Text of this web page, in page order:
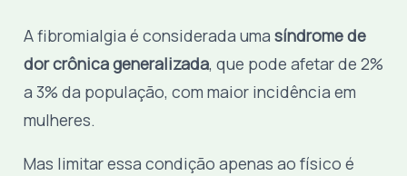
A fibromialgia é considerada uma síndrome de
dor crônica generalizada, que pode afetar de 2%
a 3% da população, com maior incidência em
mulheres.
Mas limitar essa condição apenas ao físico é